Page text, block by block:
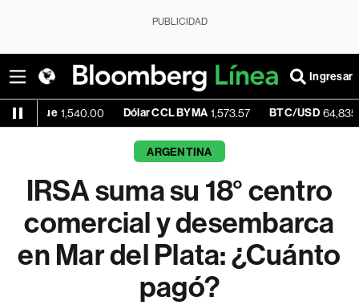
PUBLICIDAD
Ingresar
1,540.00 Dólar CCL BYMA 1,573.57 BTC/USD 64,835.98
ARGENTINA
IRSA suma su 18° centro
comercial y desembarca
en Mar del Plata: ¿Cuánto
pagó?